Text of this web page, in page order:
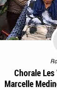
Chorale
Marcelle